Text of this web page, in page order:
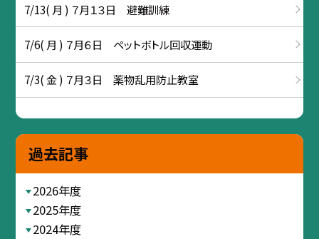
7/13( 月 ) ７月１３日 避難訓練
7/6( 月 ) ７月６日 ペットボトル回収運動
7/3( 金 ) ７月３日 薬物乱用防止教室
過去記事
2026年度
2025年度
2024年度